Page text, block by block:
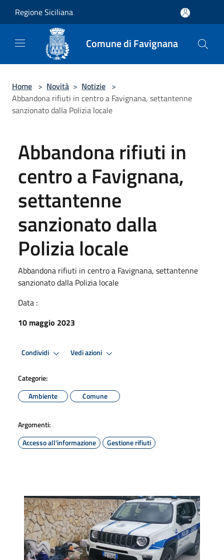
Regione Siciliana
Comune di Favignana
Home > Novità > Notizie >
Abbandona rifiuti in centro a Favignana, settantenne
sanzionato dalla Polizia locale
Abbandona rifiuti in
centro a Favignana,
settantenne
sanzionato dalla
Polizia locale
Abbandona rifiuti in centro a Favignana, settantenne
sanzionato dalla Polizia locale
Data :
10 maggio 2023
Condividi Vedi azioni
Categorie:
Ambiente
Comune
Argomenti:
Accesso all'informazione
Gestione rifiuti